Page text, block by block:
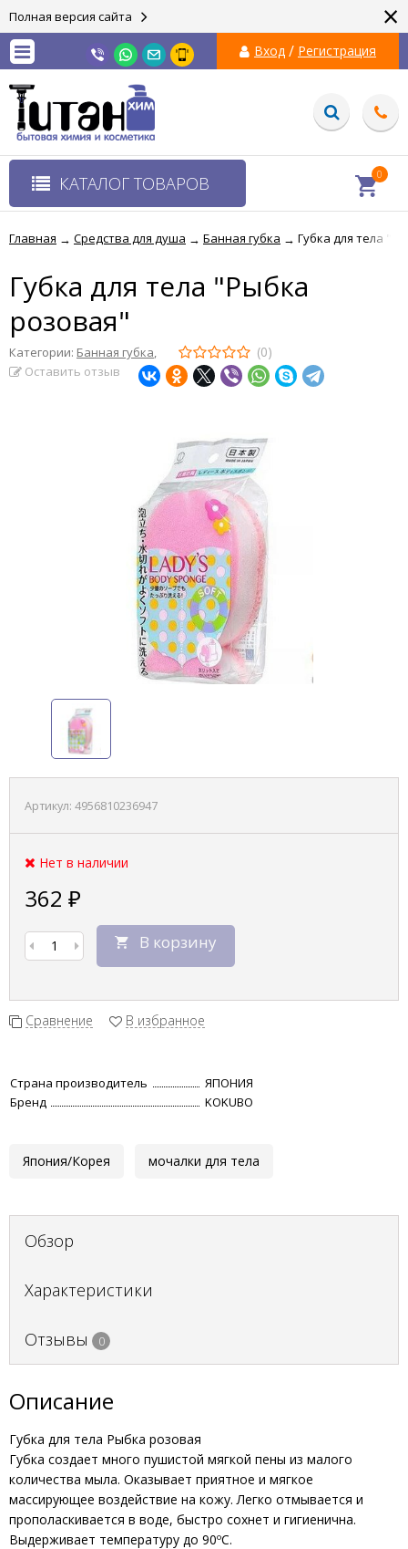
Полная версия сайта ×
Вход / Регистрация
КАТАЛОГ ТОВАРОВ 0
Главная → Средства для душа → Банная губка → Губка для тела
Губка для тела "Рыбка
розовая"
Категории: Банная губка, (0)
Оставить отзыв
Артикул: 4956810236947
Нет в наличии
362 ₽
В корзину
Сравнение В избранное
Страна производитель
ЯПОНИЯ
Бренд
KOKUBO
Япония/Корея мочалки для тела
Обзор
Характеристики
Отзывы 0
Описание
Губка для тела Рыбка розовая
Губка создает много пушистой мягкой пены из малого
количества мыла. Оказывает приятное и мягкое
массирующее воздействие на кожу. Легко отмывается и
прополаскивается в воде, быстро сохнет и гигиенична.
Выдерживает температуру до 90ºС.